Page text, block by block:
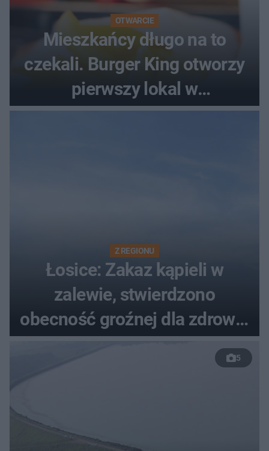
OTWARCIE
Mieszkańcy długo na to
czekali. Burger King otworzy
pierwszy lokal w
województwie podlaskim
Z REGIONU
Łosice: Zakaz kąpieli w
zalewie, stwierdzono
obecność groźnej dla zdrowia
5